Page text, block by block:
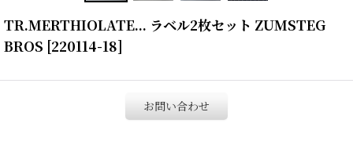
TR.MERTHIOLATE... ラベル2枚セット ZUMSTEG
BROS [220114-18]
お問い合わせ